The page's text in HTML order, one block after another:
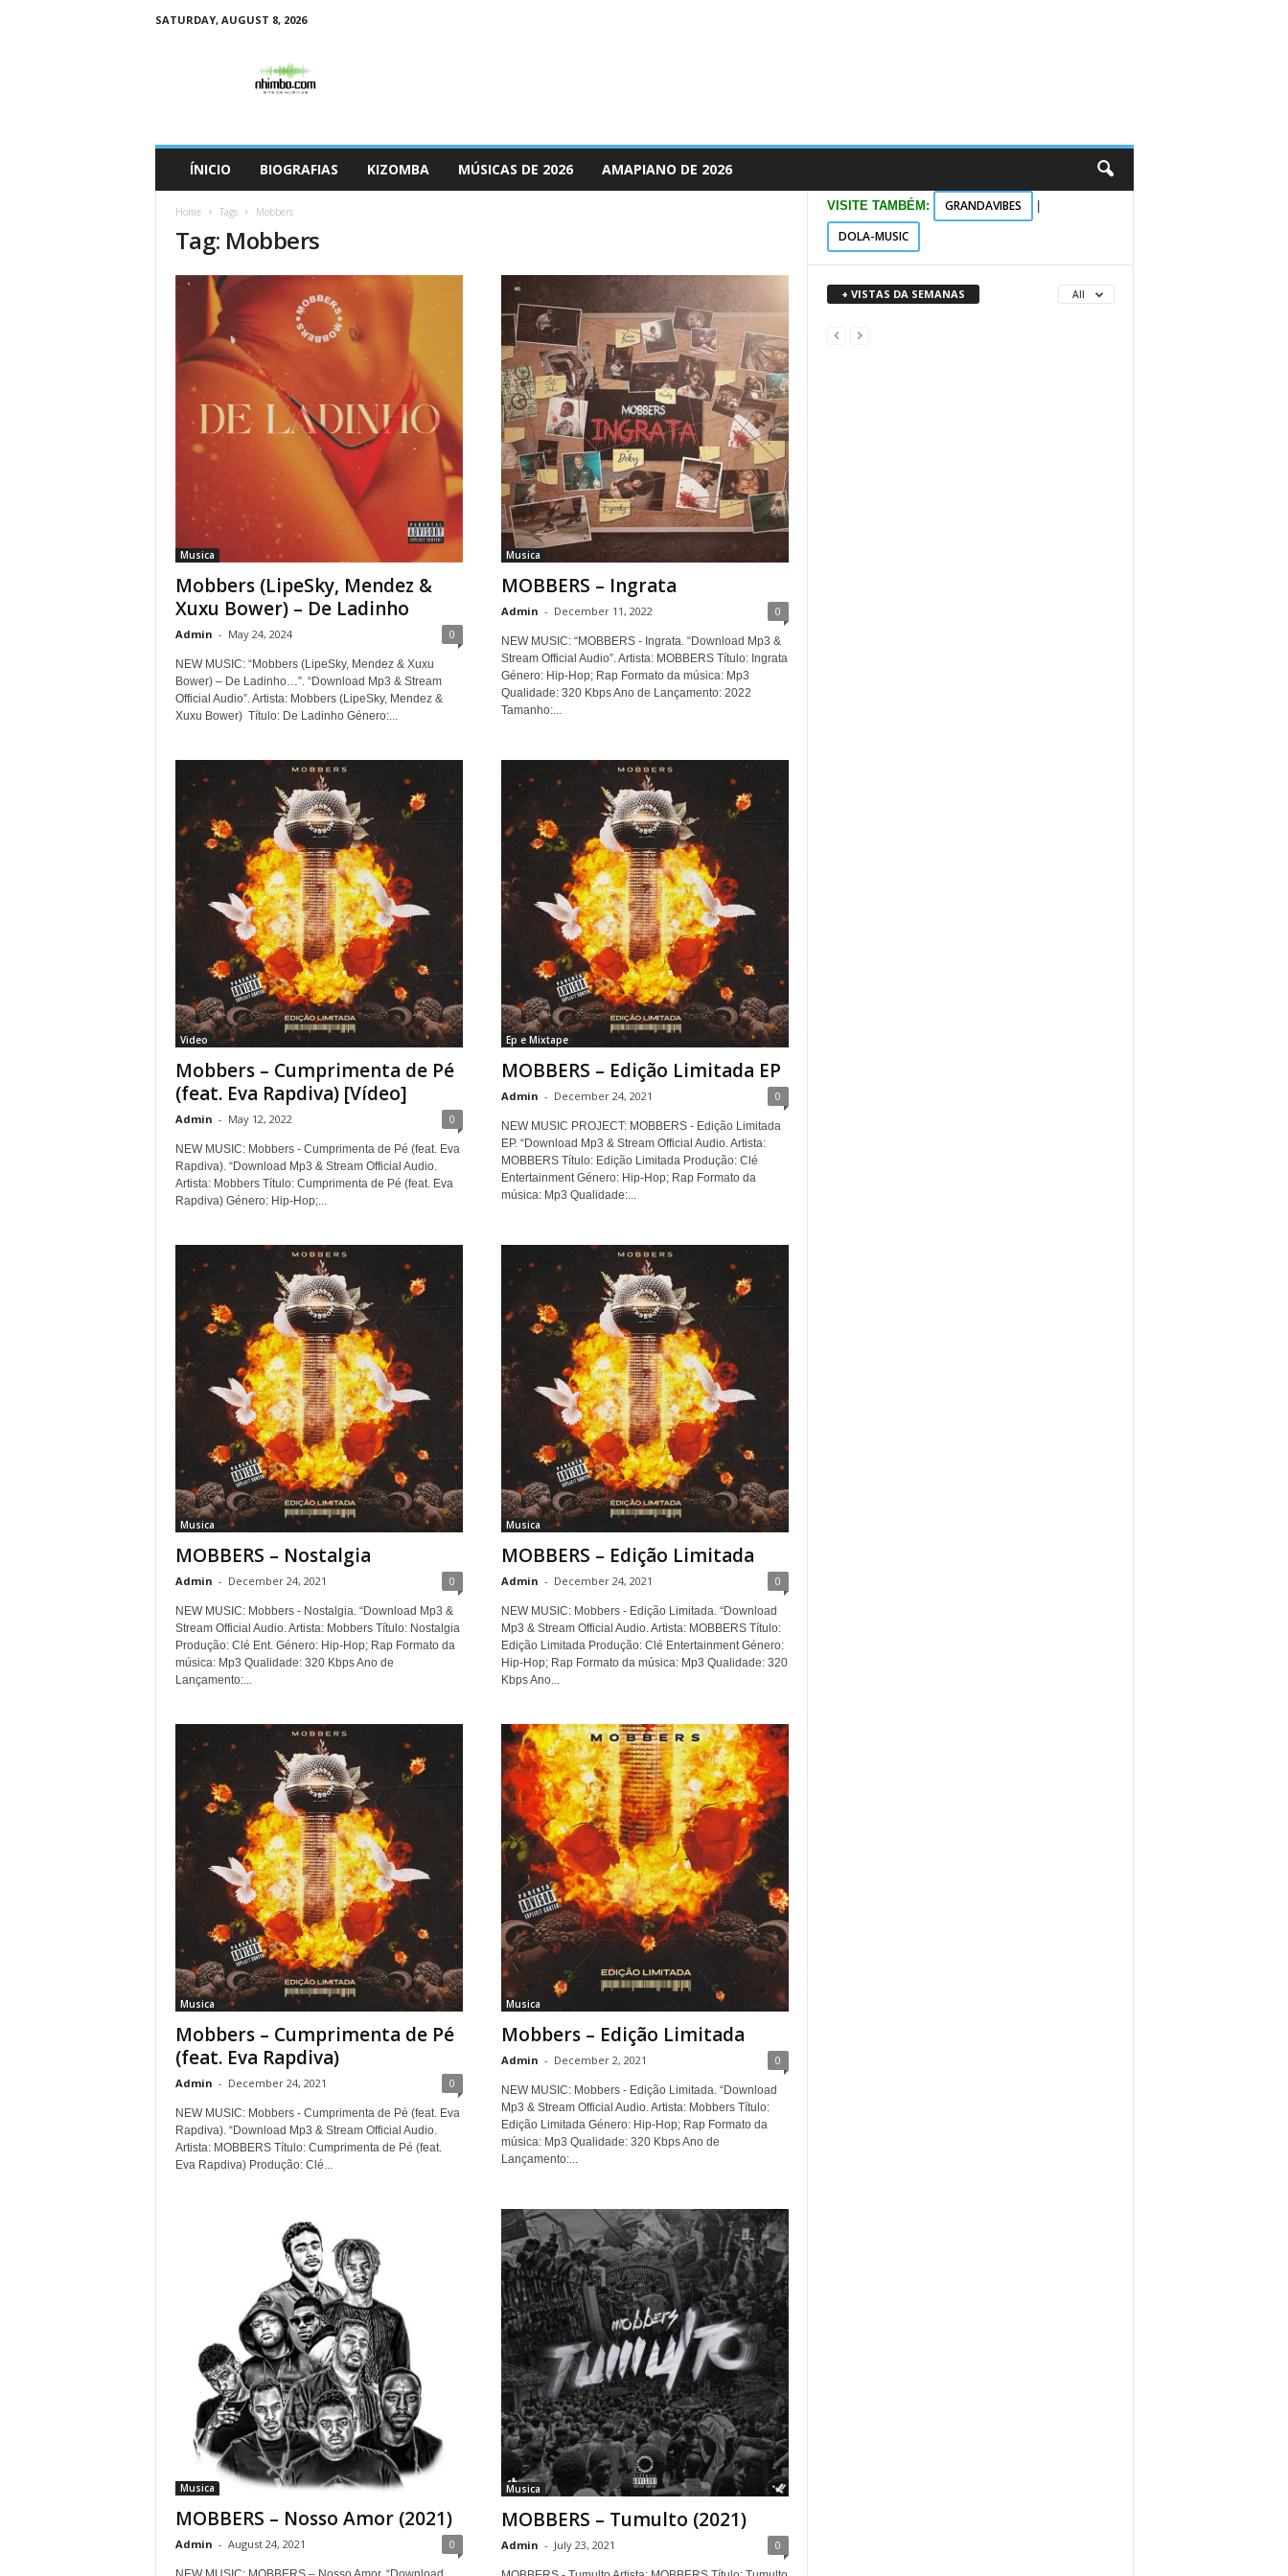
SATURDAY, AUGUST 8, 2026
ÍNICIO BIOGRAFIAS KIZOMBA MÚSICAS DE 2026 AMAPIANO DE 2026
Home Tags Mobbers
Tag: Mobbers
Musica
Mobbers (LipeSky, Mendez &
Xuxu Bower) – De Ladinho
Admin - May 24, 2024 0
NEW MUSIC: “Mobbers (LipeSky, Mendez & Xuxu
Bower) – De Ladinho…”. “Download Mp3 & Stream
Official Audio”. Artista: Mobbers (LipeSky, Mendez &
Xuxu Bower) Título: De Ladinho Género:...
Musica
MOBBERS – Ingrata
Admin - December 11, 2022 0
NEW MUSIC: “MOBBERS - Ingrata. “Download Mp3 &
Stream Official Audio”. Artista: MOBBERS Título: Ingrata
Género: Hip-Hop; Rap Formato da música: Mp3
Qualidade: 320 Kbps Ano de Lançamento: 2022
Tamanho:...
Video
Mobbers – Cumprimenta de Pé
(feat. Eva Rapdiva) [Vídeo]
Admin - May 12, 2022 0
NEW MUSIC: Mobbers - Cumprimenta de Pé (feat. Eva
Rapdiva). “Download Mp3 & Stream Official Audio.
Artista: Mobbers Título: Cumprimenta de Pé (feat. Eva
Rapdiva) Género: Hip-Hop;...
Ep e Mixtape
MOBBERS – Edição Limitada EP
Admin - December 24, 2021 0
NEW MUSIC PROJECT: MOBBERS - Edição Limitada
EP. “Download Mp3 & Stream Official Audio. Artista:
MOBBERS Título: Edição Limitada Produção: Clé
Entertainment Género: Hip-Hop; Rap Formato da
música: Mp3 Qualidade:...
Musica
MOBBERS – Nostalgia
Admin - December 24, 2021 0
NEW MUSIC: Mobbers - Nostalgia. “Download Mp3 &
Stream Official Audio. Artista: Mobbers Título: Nostalgia
Produção: Clé Ent. Género: Hip-Hop; Rap Formato da
música: Mp3 Qualidade: 320 Kbps Ano de
Lançamento:...
Musica
MOBBERS – Edição Limitada
Admin - December 24, 2021 0
NEW MUSIC: Mobbers - Edição Limitada. “Download
Mp3 & Stream Official Audio. Artista: MOBBERS Título:
Edição Limitada Produção: Clé Entertainment Género:
Hip-Hop; Rap Formato da música: Mp3 Qualidade: 320
Kbps Ano...
Musica
Mobbers – Cumprimenta de Pé
(feat. Eva Rapdiva)
Admin - December 24, 2021 0
NEW MUSIC: Mobbers - Cumprimenta de Pé (feat. Eva
Rapdiva). “Download Mp3 & Stream Official Audio.
Artista: MOBBERS Título: Cumprimenta de Pé (feat.
Eva Rapdiva) Produção: Clé...
Musica
Mobbers – Edição Limitada
Admin - December 2, 2021 0
NEW MUSIC: Mobbers - Edição Limitada. “Download
Mp3 & Stream Official Audio. Artista: Mobbers Título:
Edição Limitada Género: Hip-Hop; Rap Formato da
música: Mp3 Qualidade: 320 Kbps Ano de
Lançamento:...
Musica
MOBBERS – Nosso Amor (2021)
Admin - August 24, 2021 0
Musica
MOBBERS – Tumulto (2021)
Admin - July 23, 2021 0
VISITE TAMBÉM: GRANDAVIBES
DOLA-MUSIC
+ VISTAS DA SEMANAS All